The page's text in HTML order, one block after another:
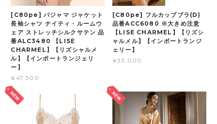
[C80pe] パジャマ ジャケット
長袖シャツ ナイティ・ルームウ
ェア ストレッチシルクサテン 品
番ALC3480 【LISE
CHARMEL】【リズシャルメ
ル】【インポートランジェリ
ー】
¥47,300
[C80pe] フルカップブラ(D)
品番ACC6080 ※大きめ注意
【LISE CHARMEL】【リズシ
ャルメル】【インポートランジ
ェリー】
¥33,000